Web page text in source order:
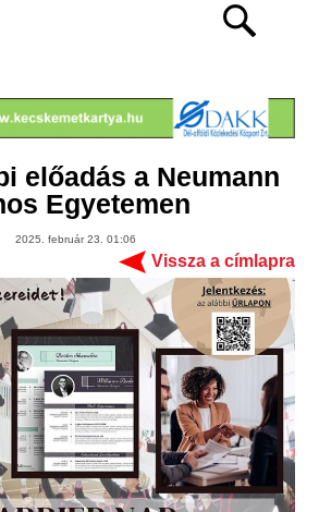
előadás a Neumann
Egyetemen
2025. február 23. 01:06
Vissza a címlapra